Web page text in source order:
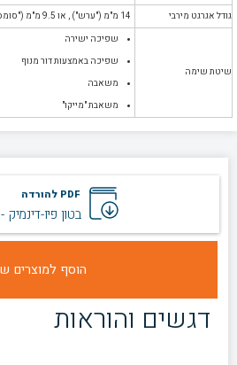
גודל אגרגט מירבי
שיטת שימה
שפיכה ישירה
שפיכה באמצעות דור מנוף
משאבה
משאבת "מייקו"
PDF להורדה
בטון פיו-דינמיק - SCC
דגשים והוראות